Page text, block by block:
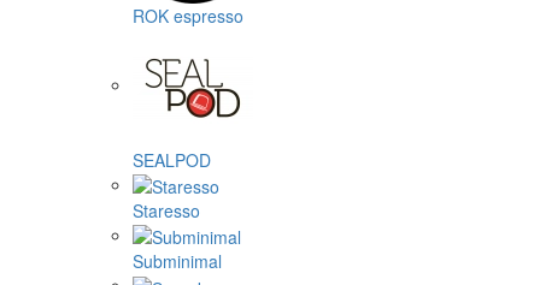
ROK espresso
SEALPOD
Staresso
Subminimal